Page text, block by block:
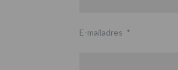
E-mailadres *